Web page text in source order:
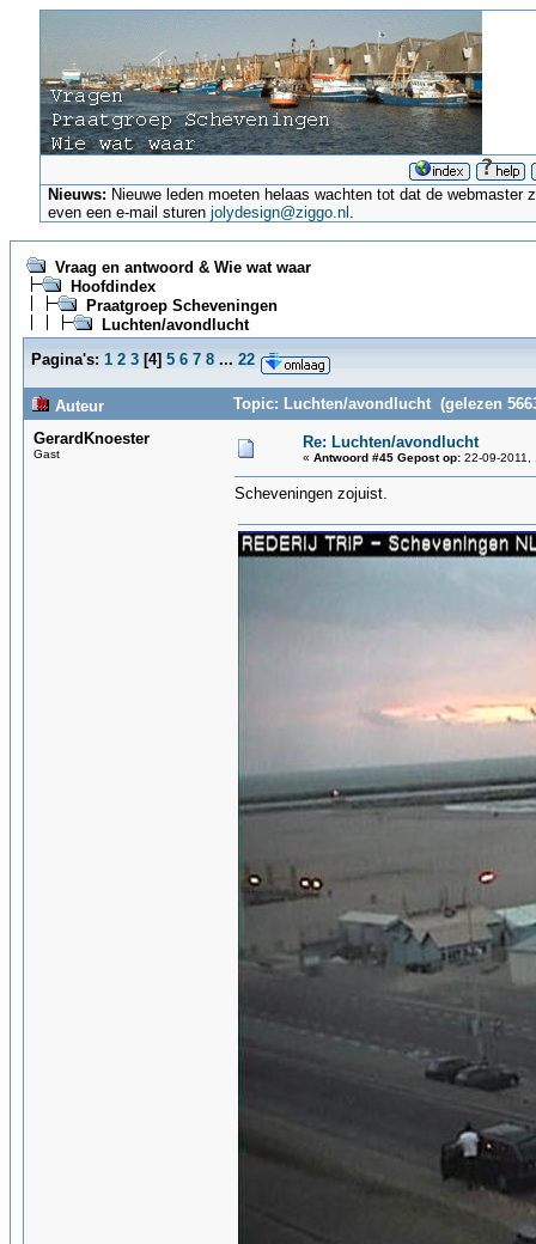
Nieuws: Nieuwe leden moeten helaas wachten tot dat de
even een e-mail sturenjolydesign@ziggo.nl .
Vraag en antwoord & Wie wat waar
Hoofdindex
Praatgroep Scheveningen
Luchten/avondlucht
Pagina's: 1 2 3 [4] 5 6 7 8 ... 22
Auteur
Topic: Luchten/avondlucht (gelezen
GerardKnoester
Gast
Re: Luchten/avondlucht
« Antwoord #45 Gepost op: 22-09-2011,
Scheveningen zojuist.